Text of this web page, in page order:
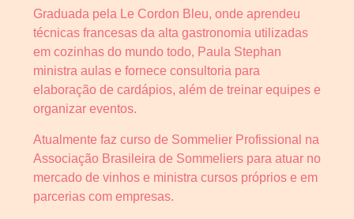
Graduada pela Le Cordon Bleu, onde aprendeu
técnicas francesas da alta gastronomia utilizadas
em cozinhas do mundo todo, Paula Stephan
ministra aulas e fornece consultoria para
elaboração de cardápios, além de treinar equipes e
organizar eventos.
Atualmente faz curso de Sommelier Profissional na
Associação Brasileira de Sommeliers para atuar no
mercado de vinhos e ministra cursos próprios e em
parcerias com empresas.